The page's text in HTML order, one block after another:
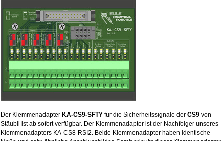
Der Klemmenadapter KA-CS9-SFTY für die Sicherheitssignale der CS9 von
Stäubli ist ab sofort verfügbar. Der Klemmenadapter ist der Nachfolger unseres
Klemmenadapters KA-CS8-RSI2. Beide Klemmenadapter haben identische